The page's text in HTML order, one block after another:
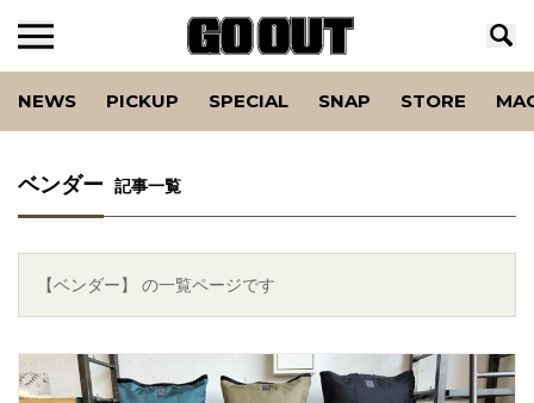
NEWS PICKUP SPECIAL SNAP STORE
ベンダー 記事一覧
【ベンダー】 の一覧ページです